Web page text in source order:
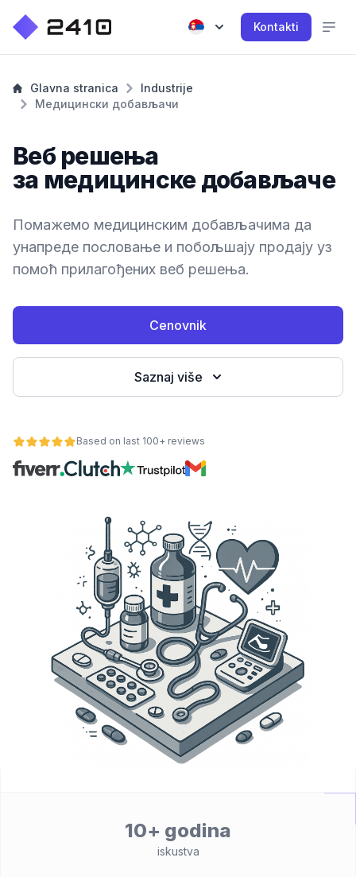
Kontakti
Glavna stranica
Industrije
Медицински добављачи
Веб решења
за медицинске добављаче
Помажемо медицинским добављачима да
унапреде пословање и побољшају продају уз
помоћ прилагођених веб решења.
Cenovnik
Saznaj više
Based on last 100+ reviews
10+ godina
iskustva